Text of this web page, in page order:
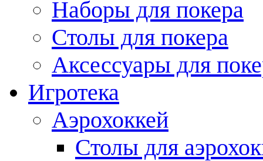
Наборы для покера
Столы для покера
Аксессуары для
Игротека
Аэрохоккей
Столы для